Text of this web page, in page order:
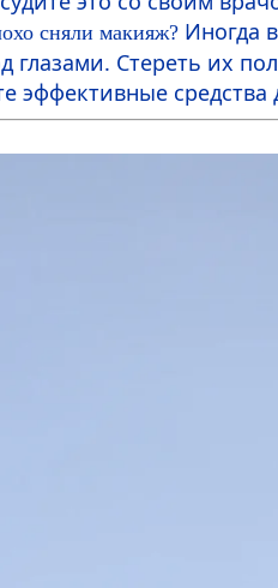
сняли макияж? Иногда
глазами. Стереть их
эффективные